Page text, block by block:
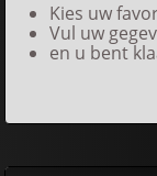
Kies uw
Vul uw
en u bent